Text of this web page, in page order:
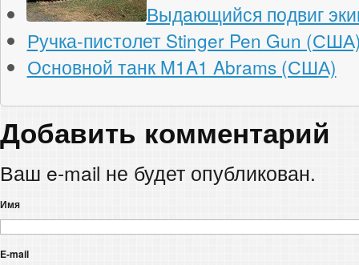
Выдающийся подвиг
Ручка-пистолет Stinger Pen Gun
Основной танк M1A1 Abrams (США)
Добавить комментарий
Ваш e-mail не будет опубликован.
Имя
E-mail